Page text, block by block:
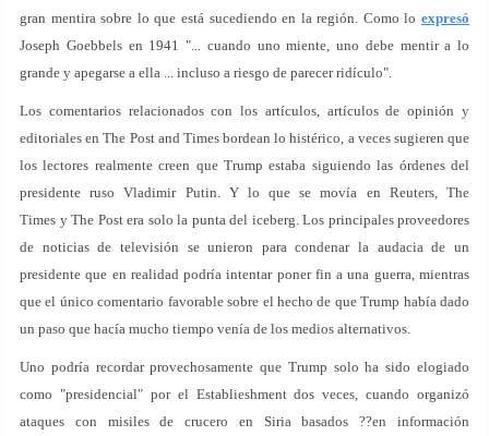
gran mentira sobre lo que está sucediendo en la región. Como lo expresó
Joseph Goebbels en 1941 "... cuando uno miente, uno debe mentir a lo
grande y apegarse a ella ... incluso a riesgo de parecer ridículo".
Los comentarios relacionados con los artículos, artículos de opinión y
editoriales en The Post and Times bordean lo histérico, a veces sugieren que
los lectores realmente creen que Trump estaba siguiendo las órdenes del
presidente ruso Vladimir Putin. Y lo que se movía en Reuters, The
Times y The Post era solo la punta del iceberg. Los principales proveedores
de noticias de televisión se unieron para condenar la audacia de un
presidente que en realidad podría intentar poner fin a una guerra, mientras
que el único comentario favorable sobre el hecho de que Trump había dado
un paso que hacía mucho tiempo venía de los medios alternativos.
Uno podría recordar provechosamente que Trump solo ha sido elogiado
como "presidencial" por el Establieshment dos veces, cuando organizó
ataques con misiles de crucero en Siria basados ??en información